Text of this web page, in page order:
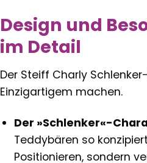
Design und
im Detail
Der Steiff Charly
Einzigartigem machen.
Der »Schlenker«-
Teddybären so
Positionieren, sondern